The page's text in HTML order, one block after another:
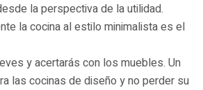
la perspectiva de la utilidad.
la cocina al estilo minimalista es el
y acertarás con los muebles. Un
las cocinas de diseño y no perder su